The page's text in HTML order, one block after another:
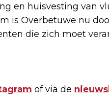
en huisvesting van
is Overbetuwe nu
die zich moet
of via de